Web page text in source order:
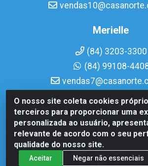
O nosso site coleta cookies
terceiros para proporcionar uma
personalizada ao usuário,
relevante de acordo com o seu
qualidade do nosso site.
Aceitar Negar não essenciais
Merielle
(84) 3203-3300
(84) 99108-
Casa Norte LTDA - Av. Interventor Mário
Sept Rosado, Natal/RN - CEP
08.713.513/0001-51